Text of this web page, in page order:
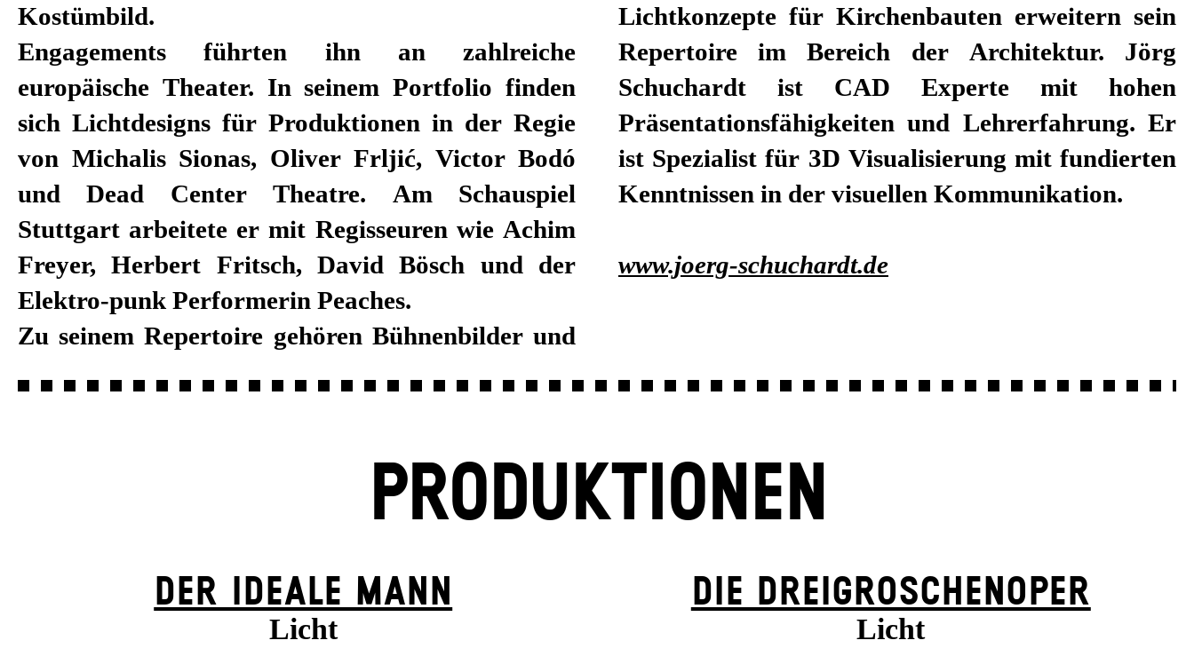
Kostümbild.
Engagements führten ihn an zahlreiche
europäische Theater. In seinem Portfolio finden
sich Lichtdesigns für Produktionen in der Regie
von Michalis Sionas, Oliver Frljić, Victor Bodó
und Dead Center Theatre. Am Schauspiel
Stuttgart arbeitete er mit Regisseuren wie Achim
Freyer, Herbert Fritsch, David Bösch und der
Elektro-punk Performerin Peaches.
Zu seinem Repertoire gehören Bühnenbilder und
Lichtkonzepte für Kirchenbauten erweitern sein
Repertoire im Bereich der Architektur. Jörg
Schuchardt ist CAD Experte mit hohen
Präsentationsfähigkeiten und Lehrerfahrung. Er
ist Spezialist für 3D Visualisierung mit fundierten
Kenntnissen in der visuellen Kommunikation.
www.joerg-schuchardt.de
PRODUKTIONEN
DER IDEALE MANN
Licht
DIE DREI­GROSCHEN­OPER
Licht